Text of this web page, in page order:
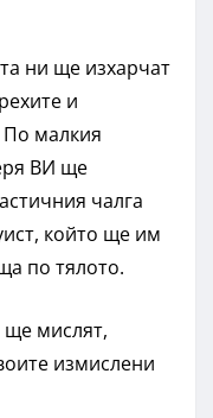
ни ще изхарчат
и
По малкия
ВИ ще
чалга
който ще им
по тялото.
ще мислят,
измислени